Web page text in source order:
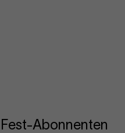
Abonnenten